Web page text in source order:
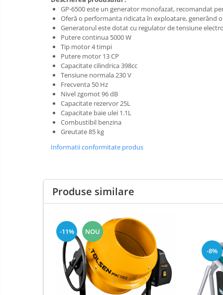
Pompe de suprafata
Pompe submersibile
Prim
ajutor
Protecția
capului
Protecția ochilor
Protecția respirației
Protecția urechilor
Scule de
mana
Capsatoare , multifuncionale si
pistoale silicon
Ciocane , clesti si foarfeci
Debitare gresie / faianta si geamuri
Fierastraie si topoare
Gletiere , spacluri si cuttere
Pensule si trafaleti
Scari , lize si depozitare
Unelte pentru masurat
Scule
electrice
Semnalizare
și
delimitare
GP-6500 este un generator monofazat, recomandat
Oferă o performanta ridicata în exploatare, generând
Generatorul este dotat cu regulator de tensiune
Putere continua 5000 W
Tip motor 4 timpi
Putere motor 13 CP
Capacitate cilindrica 398cc
Tensiune normala 230 V
Frecventa 50 Hz
Nivel zgomot 96 dB
Capacitate rezervor 25L
Capacitate baie ulei 1.1L
Combustibil benzina
Greutate 85 kg
Informatii conformitate produs
Produse similare
-11% NOU
-8%